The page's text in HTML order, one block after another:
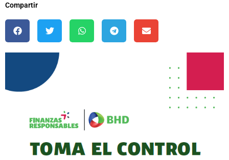
Compartir